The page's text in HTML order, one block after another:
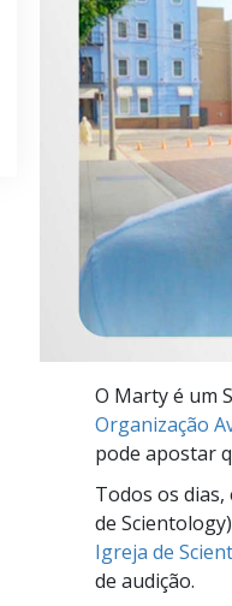
O que é a Grandeza?
O Marty é um
Organização
pode apostar
Todos os
de
Igreja de
de audição.